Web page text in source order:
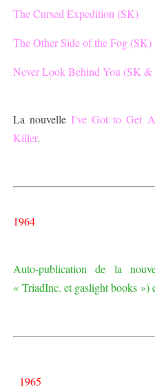
The Cursed Expedition (SK)
The Other Side of the Fog (SK)
Never Look Behind You (SK &
La nouvelle I’ve Got to Get
Killer.
1964
Auto-publication de la
« TriadInc. et gaslight books »)
1965